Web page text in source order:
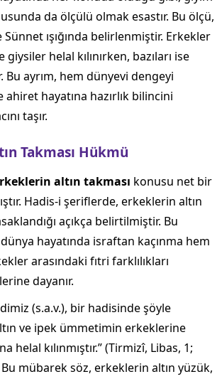
da ölçülü olmak esastır. Bu ölçü,
Sünnet ışığında belirlenmiştir. Erkekler
giysiler helal kılınırken, bazıları ise
Bu ayrım, hem dünyevi dengeyi
hayatına hazırlık bilincini
taşır.
Takması Hükmü
altın takması konusu net bir
Hadis-i şeriflerde, erkeklerin altın
açıkça belirtilmiştir. Bu
hayatında israftan kaçınma hem
arasındaki fıtri farklılıkları
dayanır.
(s.a.v.), bir hadisinde şöyle
ve ipek ümmetimin erkeklerine
helal kılınmıştır.” (Tirmizî, Libas, 1;
mübarek söz, erkeklerin altın yüzük,